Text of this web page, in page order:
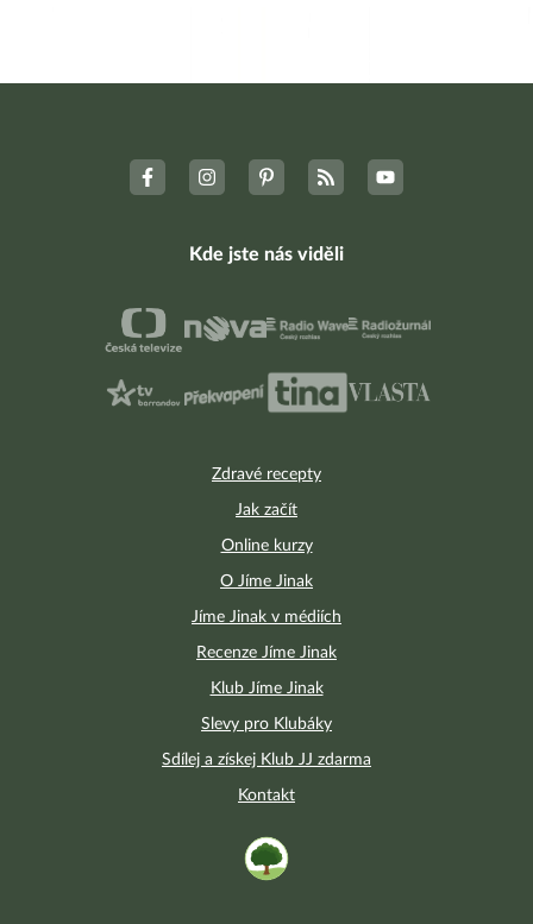
Zdravé recepty
Jak začít
Online kurzy
O Jíme Jinak
Jíme Jinak v médiích
Recenze Jíme Jinak
Klub Jíme Jinak
Slevy pro Klubáky
Sdílej a získej Klub JJ zdarma
Kontakt
Kde jste nás viděli